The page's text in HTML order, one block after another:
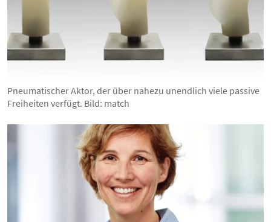
Pneumatischer Aktor, der über nahezu unendlich viele passive
Freiheiten verfügt. Bild: match